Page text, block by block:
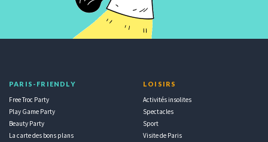
PARIS-FRIENDLY
Free Troc Party
Play Game Party
Beauty Party
La carte des bons plans
LOISIRS
Activités insolites
Spectacles
Sport
Visite de Paris